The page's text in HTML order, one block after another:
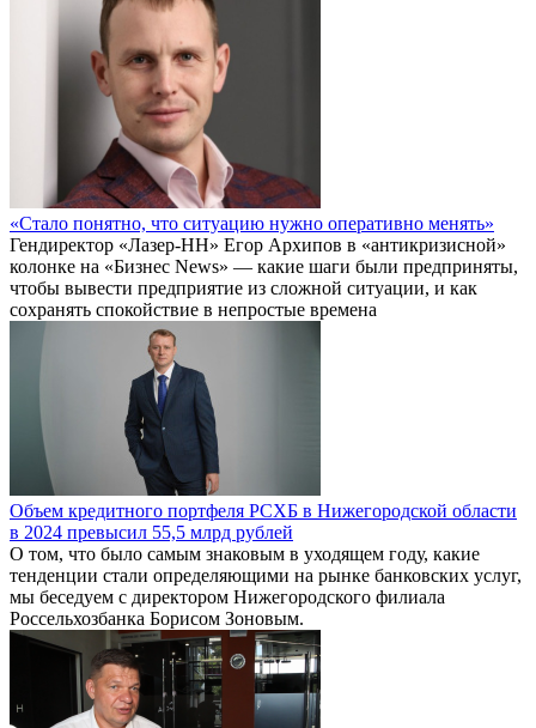
«Стало понятно, что ситуацию нужно оперативно менять»
Гендиректор «Лазер-НН» Егор Архипов в «антикризисной»
колонке на «Бизнес News» — какие шаги были предприняты,
чтобы вывести предприятие из сложной ситуации, и как
сохранять спокойствие в непростые времена
Объем кредитного портфеля РСХБ в Нижегородской области
в 2024 превысил 55,5 млрд рублей
О том, что было самым знаковым в уходящем году, какие
тенденции стали определяющими на рынке банковских услуг,
мы беседуем с директором Нижегородского филиала
Россельхозбанка Борисом Зоновым.